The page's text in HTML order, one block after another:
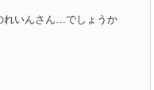
れいんさん…でしょうか